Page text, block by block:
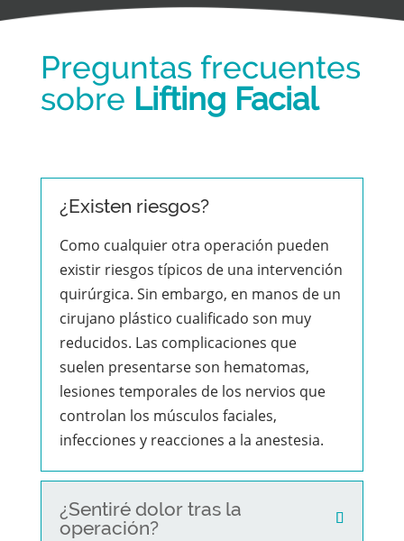
Preguntas frecuentes
sobre Lifting Facial
¿Existen riesgos?
Como cualquier otra operación pueden
existir riesgos típicos de una intervención
quirúrgica. Sin embargo, en manos de un
cirujano plástico cualificado son muy
reducidos. Las complicaciones que
suelen presentarse son hematomas,
lesiones temporales de los nervios que
controlan los músculos faciales,
infecciones y reacciones a la anestesia.
¿Sentiré dolor tras la
operación?